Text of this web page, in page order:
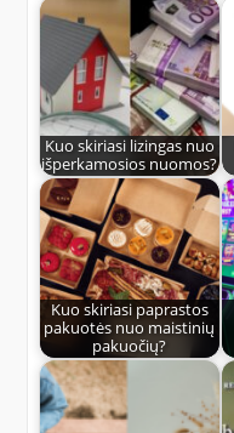
Kuo skiriasi lizingas nuo
išperkamosios nuomos?
Kuo skiriasi paprastos
pakuotės nuo maistinių
pakuočių?